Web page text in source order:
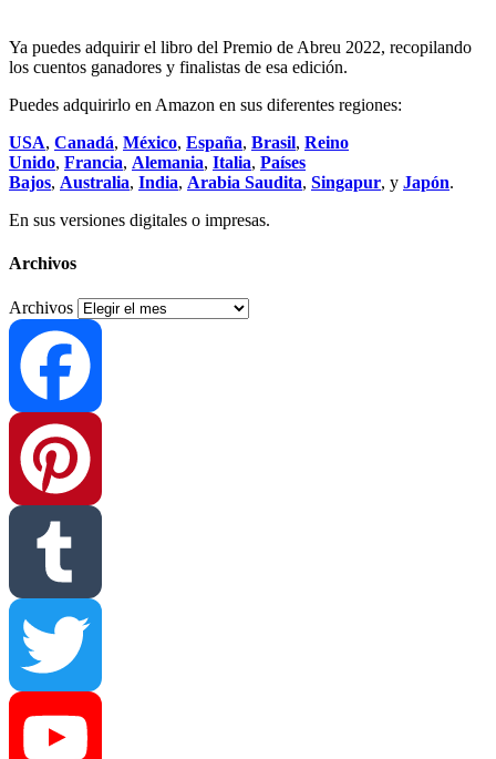
Ya puedes adquirir el libro del Premio de Abreu 2022, recopilando
los cuentos ganadores y finalistas de esa edición.
Puedes adquirirlo en Amazon en sus diferentes regiones:
USA, Canadá, México, España, Brasil, Reino
Unido, Francia, Alemania, Italia, Países
Bajos, Australia, India, Arabia Saudita, Singapur, y Japón.
En sus versiones digitales o impresas.
Archivos
Archivos
Facebook
Pinterest
Tumblr
Twitter